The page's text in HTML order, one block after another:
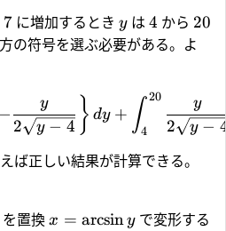
7 に増加するとき yは 4 から 20
の符号を選ぶ必要がある。よ
−
2 y − 4
y } dy + ∫4
20
2 y −
y
ば正しい結果が計算できる。
を置換x = arcsinyで変形する